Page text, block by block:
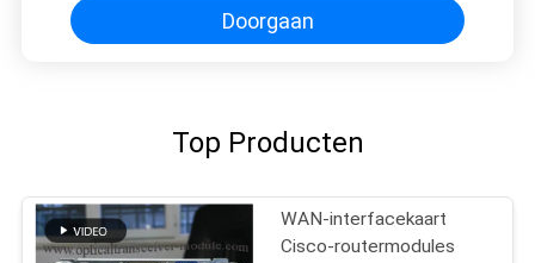
Doorgaan
Top Producten
WAN-interfacekaart
Cisco-routermodules